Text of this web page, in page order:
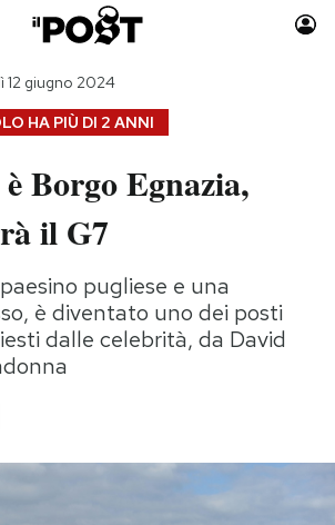
Auto
Moda
Storie/Idee
Ok Boomer!
Media
HA PIÙ DI 2 ANNI
12 giugno 2024
Borgo Egnazia,
il G7
pugliese e una
è diventato uno dei posti
dalle celebrità, da David